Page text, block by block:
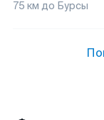
75 км до Бурсы